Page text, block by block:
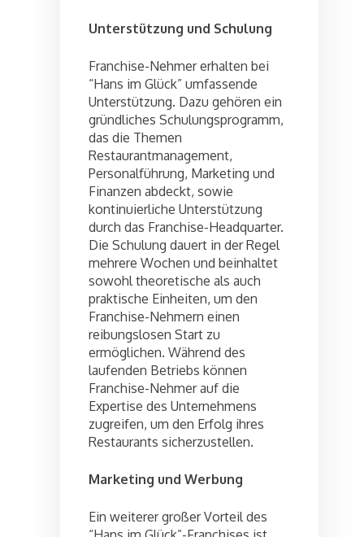
Unterstützung und Schulung
Franchise-Nehmer erhalten bei
“Hans im Glück” umfassende
Unterstützung. Dazu gehören ein
gründliches Schulungsprogramm,
das die Themen
Restaurantmanagement,
Personalführung, Marketing und
Finanzen abdeckt, sowie
kontinuierliche Unterstützung
durch das Franchise-Headquarter.
Die Schulung dauert in der Regel
mehrere Wochen und beinhaltet
sowohl theoretische als auch
praktische Einheiten, um den
Franchise-Nehmern einen
reibungslosen Start zu
ermöglichen. Während des
laufenden Betriebs können
Franchise-Nehmer auf die
Expertise des Unternehmens
zugreifen, um den Erfolg ihres
Restaurants sicherzustellen.
Marketing und Werbung
Ein weiterer großer Vorteil des